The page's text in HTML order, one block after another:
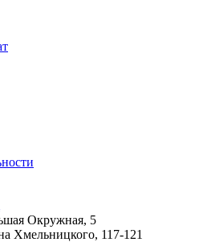
Окружная, 5
Хмельницкого, 117-121